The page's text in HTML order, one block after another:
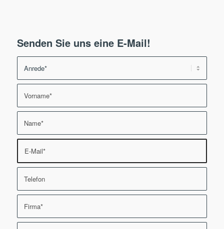
Senden Sie uns eine E-Mail!